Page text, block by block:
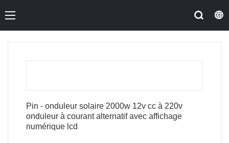
Pin - onduleur solaire 2000w 12v cc à 220v
onduleur à courant alternatif avec affichage
numérique lcd